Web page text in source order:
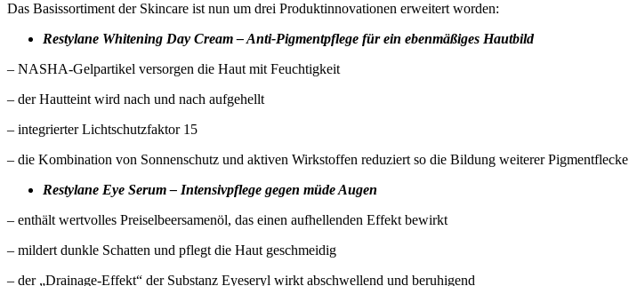
Das Basissortiment der Skincare ist nun um drei Produktinnovationen erweitert worden:
Restylane Whitening Day Cream – Anti-Pigmentpflege für ein ebenmäßiges Hautbild
– NASHA-Gelpartikel versorgen die Haut mit Feuchtigkeit
– der Hautteint wird nach und nach aufgehellt
– integrierter Lichtschutzfaktor 15
– die Kombination von Sonnenschutz und aktiven Wirkstoffen reduziert so die Bildung weiterer Pigmentflecke
Restylane Eye Serum – Intensivpflege gegen müde Augen
– enthält wertvolles Preiselbeersamenöl, das einen aufhellenden Effekt bewirkt
– mildert dunkle Schatten und pflegt die Haut geschmeidig
– der „Drainage-Effekt“ der Substanz Eyeseryl wirkt abschwellend und beruhigend